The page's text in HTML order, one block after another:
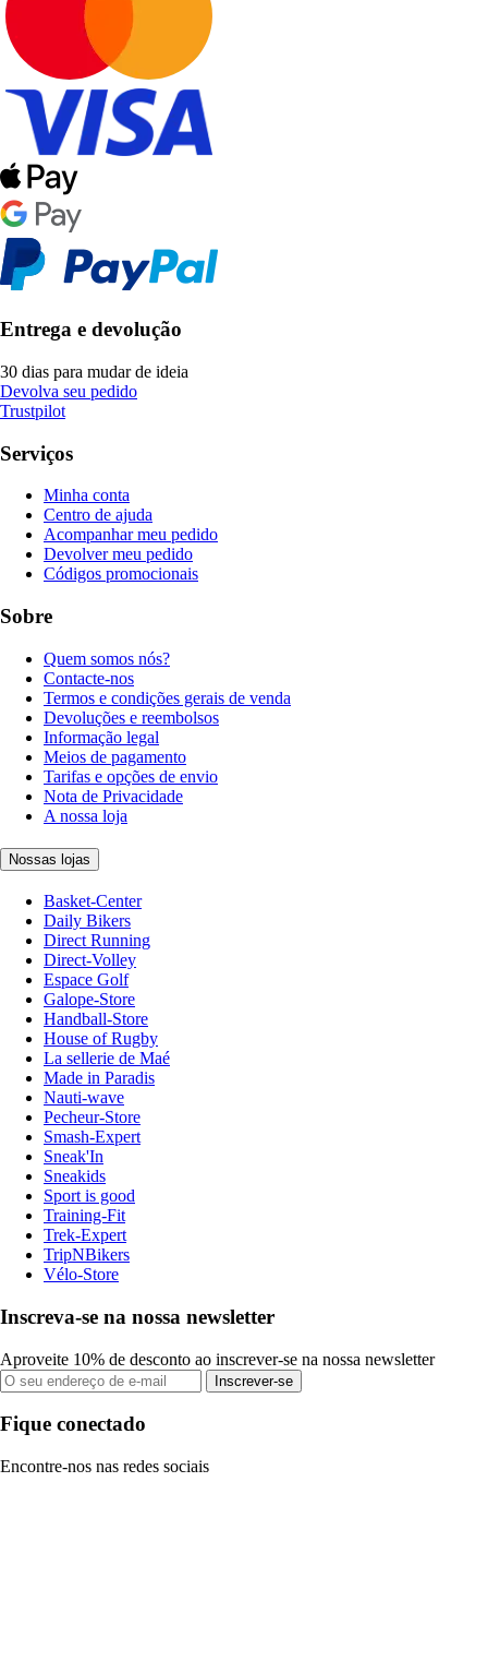
Entrega e devolução
30 dias para mudar de ideia
Devolva seu pedido
Trustpilot
Serviços
Minha conta
Centro de ajuda
Acompanhar meu pedido
Devolver meu pedido
Códigos promocionais
Sobre
Quem somos nós?
Contacte-nos
Termos e condições gerais de venda
Devoluções e reembolsos
Informação legal
Meios de pagamento
Tarifas e opções de envio
Nota de Privacidade
A nossa loja
Nossas lojas
Basket-Center
Daily Bikers
Direct Running
Direct-Volley
Espace Golf
Galope-Store
Handball-Store
House of Rugby
La sellerie de Maé
Made in Paradis
Nauti-wave
Pecheur-Store
Smash-Expert
Sneak'In
Sneakids
Sport is good
Training-Fit
Trek-Expert
TripNBikers
Vélo-Store
Inscreva-se na nossa newsletter
Aproveite 10% de desconto ao inscrever-se na nossa newsletter
Inscrever-se
Fique conectado
Encontre-nos nas redes sociais